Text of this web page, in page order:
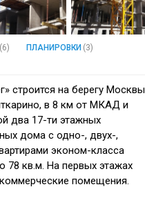
(6) ПЛАНИРОВКИ (3)
строится на берегу Москвы
в 8 км от МКАД и
два 17-ти этажных
дома с одно-, двух-,
эконом-класса
кв.м. На первых этажах
помещения.